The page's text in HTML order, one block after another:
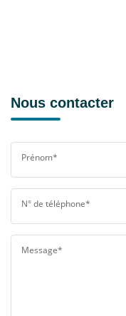
Nous contacter
Prénom*
N° de téléphone*
Message*